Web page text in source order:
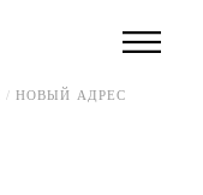
НОВЫЙ АДРЕС